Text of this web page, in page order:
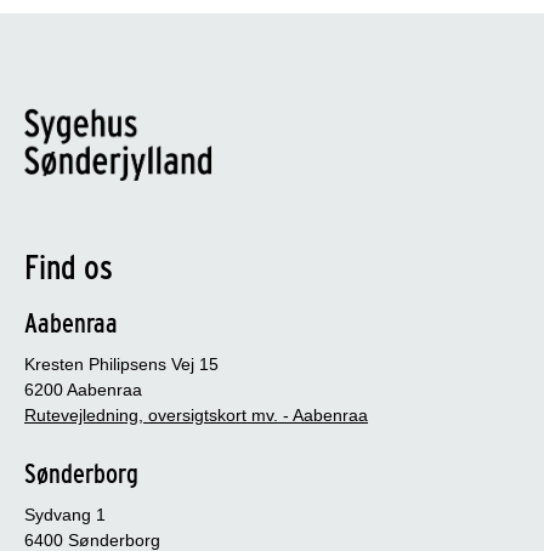
Find os
Aabenraa
Kresten Philipsens Vej 15
6200 Aabenraa
Rutevejledning, oversigtskort mv. - Aabenraa
Sønderborg
Sydvang 1
6400 Sønderborg